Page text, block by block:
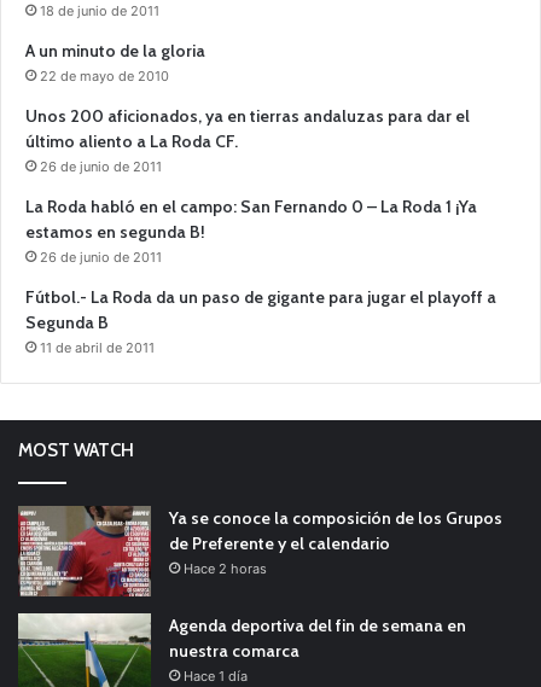
18 de junio de 2011
A un minuto de la gloria
22 de mayo de 2010
Unos 200 aficionados, ya en tierras andaluzas para dar el
último aliento a La Roda CF.
26 de junio de 2011
La Roda habló en el campo: San Fernando 0 – La Roda 1 ¡Ya
estamos en segunda B!
26 de junio de 2011
Fútbol.- La Roda da un paso de gigante para jugar el playoff a
Segunda B
11 de abril de 2011
MOST WATCH
Ya se conoce la composición de los Grupos
de Preferente y el calendario
Hace 2 horas
Agenda deportiva del fin de semana en
nuestra comarca
Hace 1 día